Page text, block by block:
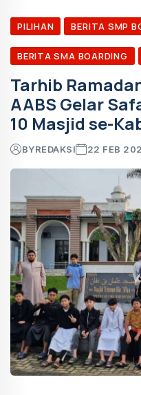
PILIHAN BERITA SMP
BERITA SMA BOARDING
Tarhib
AABS Gelar
10 Masjid se-
BYREDAKSI 22 FEB